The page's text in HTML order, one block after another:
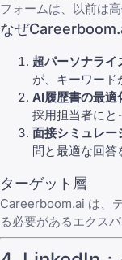
フォームは、以前は
なぜ
超パーソナライ
が、キーワー
AI履歴書の最適
採用担当者にと
面接シミュレー
問 と最適な回答
ターゲット層
Careerboom.ai は、
る必要があるエクス